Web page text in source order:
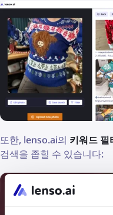
또한, lenso.ai의 키워드 필
검색을 좁힐 수 있습니다: